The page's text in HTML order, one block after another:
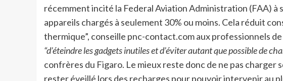
récemment incité la Federal Aviation Administration (FAA) à
appareils chargés à seulement 30% ou moins. Cela réduit
thermique”, conseille pnc-contact.com aux professionnels
“d’éteindre les gadgets inutiles et d’éviter autant que possible de
confrères du Figaro. Le mieux reste donc de ne pas charger
rester éveillé lors des recharges pour pouvoir intervenir au